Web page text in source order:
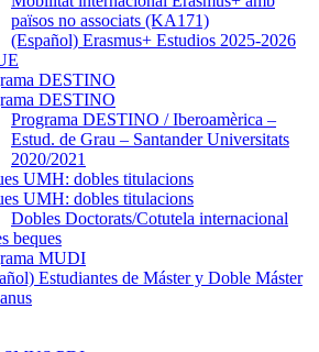
països no associats (KA171)
(Español) Erasmus+ Estudios 2025-2026
DESTINO
DESTINO
Programa DESTINO / Iberoamèrica –
Estud. de Grau – Santander Universitats
2020/2021
UMH: dobles titulacions
UMH: dobles titulacions
Dobles Doctorats/Cotutela internacional
beques
MUDI
Estudiantes de Máster y Doble Máster